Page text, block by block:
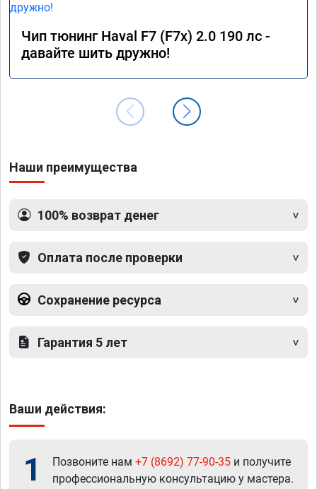
Чип тюнинг Haval F7 (F7x) 2.0 190 лс -
давайте шить дружно!
Наши преимущества
100% возврат денег
Оплата после проверки
Сохранение ресурса
Гарантия 5 лет
Ваши действия:
1 Позвоните нам +7 (8692) 77-90-35 и получите
профессиональную консультацию у мастера.